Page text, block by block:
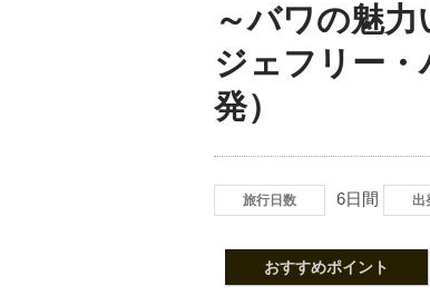
～バワの魅
ジェフリー
発）
旅行日数 6日間 出
おすすめポイント